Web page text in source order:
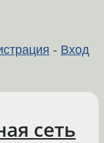
- Вход
сеть